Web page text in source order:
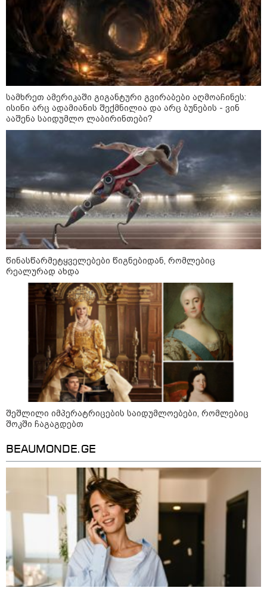
ფული ამ ზოდიაქოს ნიშნების
ხელში აღმოჩნდება: ვინ
გამდიდრდება?
როგორ ჩავიცვათ 40 წლის
შემდეგ: მილიონერების
სტილისტის 8 ოქროს წესი და
აუცილებელი სამოსი
მსოფლიო
უძველესი სენი და ეპიდემია: აშშ-ში
ერთდროულად კეთრს და ნაწლავურ
ინფექციას ებრძვიან - რა უნდა ვიცოდეთ
და რამდენად სახიფათოა
21:17 / 08-08-2026
აშშ-მა საქართველოში
დაფუძნებული კრიპტოკომპანია
დაასანქცირა
სამხრეთ ამერიკაში გიგანტური გვირაბები აღმოაჩინეს:
ისინი არც ადამიანის შექმნილია და არც ბუნების - ვინ
ააშენა საიდუმლო ლაბირინთები?
წინასწარმეტყველებები წიგნებიდან, რომლებიც
რეალურად ახდა
შეშლილი იმპერატრიცების საიდუმლოებები, რომლებიც
შოკში ჩაგაგდებთ
BEAUMONDE.GE